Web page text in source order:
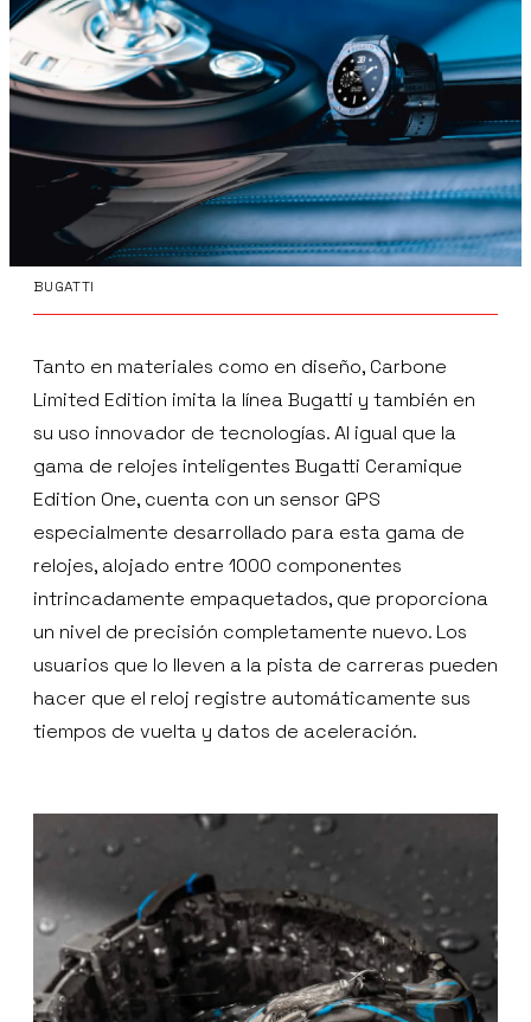
BUGATTI
Tanto en materiales como en diseño, Carbone
Limited Edition imita la línea Bugatti y también en
su uso innovador de tecnologías. Al igual que la
gama de relojes inteligentes Bugatti Ceramique
Edition One, cuenta con un sensor GPS
especialmente desarrollado para esta gama de
relojes, alojado entre 1000 componentes
intrincadamente empaquetados, que proporciona
un nivel de precisión completamente nuevo. Los
usuarios que lo lleven a la pista de carreras pueden
hacer que el reloj registre automáticamente sus
tiempos de vuelta y datos de aceleración.